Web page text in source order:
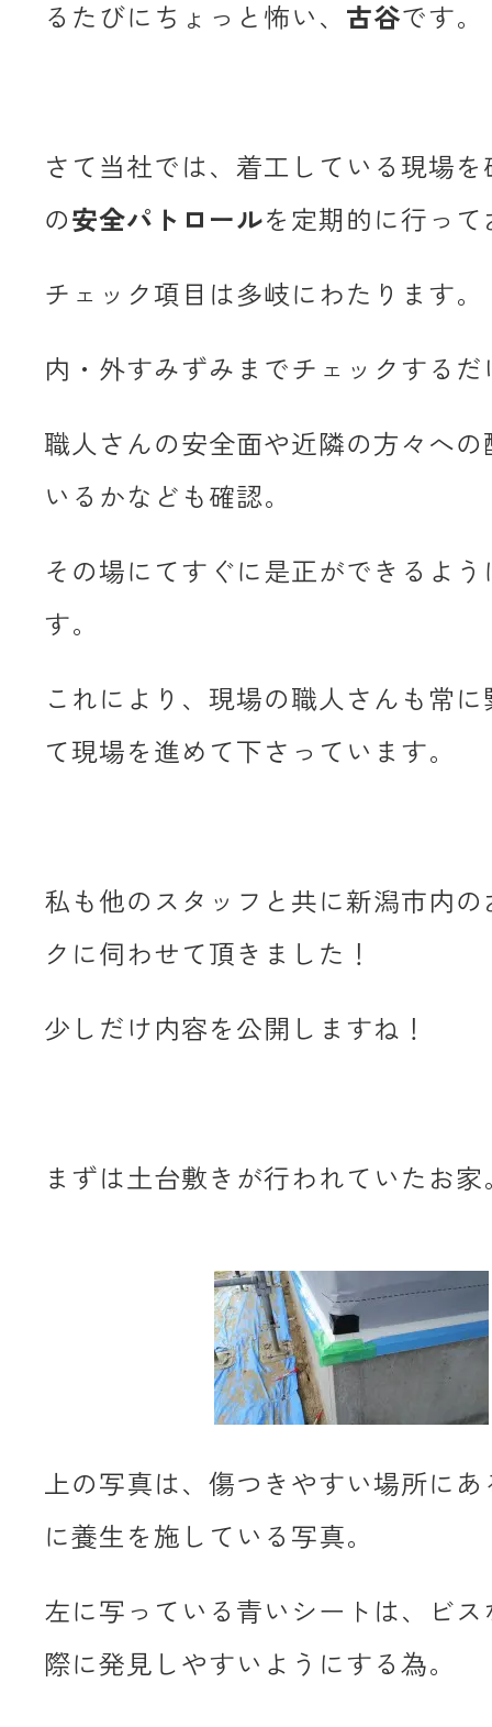
るたびにちょっと怖い、 古谷です。
さて当社では、着工している現場
の安全パトロールを定期的に行っ
チェック項目は多岐にわたります。
内・外すみずみまでチェックする
職人さんの安全面や近隣の方々へ
いるかなども確認。
その場にてすぐに是正ができるよ
す。
これにより、現場の職人さんも常
て現場を進めて下さっています。
私も他のスタッフと共に新潟市内
クに伺わせて頂きました！
少しだけ内容を公開しますね！
まずは土台敷きが行われていたお家
上の写真は、傷つきやすい場所に
に養生を施している写真。
左に写っている青いシートは、ビ
際に発見しやすいようにする為。